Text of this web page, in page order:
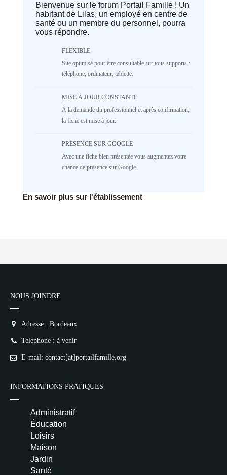
Deprecated: implode(): Passing null to
parameter #1 ($separator) of type
array|string is deprecated in
/home/lepetitbz/portailfamille.org/lib/Cake/View/
5
1
NR
parameter #1 ($separator) of type
array|string is deprecated in
1687
1
NR
Deprecated: implode(): Passing null to
1
NR
array|string is deprecated in
/home/lepetitbz/portailfamille.org/lib/Cake/View/
5 4
Pseudo
Avis
Email (facultatif)
Bienvenue sur le forum Portail Famille ! Un
habitant de Lilas, un employé en centre de
santé ou un membre du personnel, pourra
vous répondre.
FLEXIBLE
Site optimisé pour être consultable sur tous supports :
téléphone, ordinateur, tablette.
MISE À JOUR CONSTANTE
À la demande du professionnel et après confirmation,
la fiche est mise à jour.
PRÉSENCE SUR GOOGLE
Avec une fiche bien présentée vous augmentez votre
chance de présence sur Google.
En savoir plus sur l'établissement
NOUS JOINDRE
Adresse : Bordeaux
Telephone : à venir
E-mail: contact[at]portailfamille.org
INFORMATIONS PRATIQUES
Administratif
Éducation
Loisirs
Maison
Jardin
Santé